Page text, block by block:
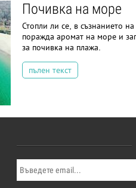
Почивка на море
Стопли ли се, в съзнанието на
поражда аромат на море и
за почивка на плажа.
пълен текст